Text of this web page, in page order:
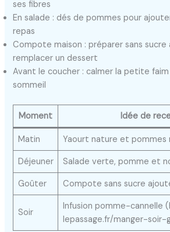
ses fibres
En salade : dés de pommes pour
repas
Compote maison : préparer sans
remplacer un dessert
Avant le coucher : calmer la petite
sommeil
Moment Idée de
Matin
Yaourt nature et pommes
Déjeuner
Salade verte, pomme et
Goûter
Compote sans sucre
Soir
Infusion pomme-cannelle
lepassage.fr/manger-soir-